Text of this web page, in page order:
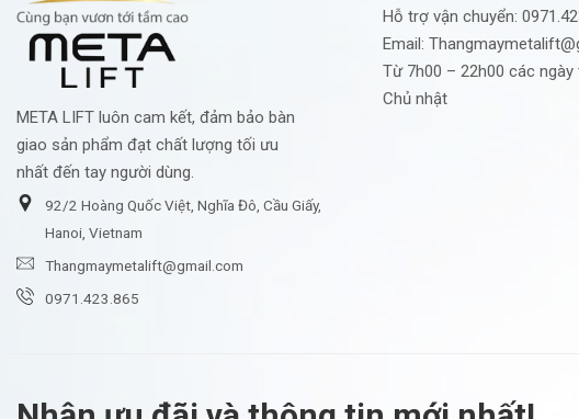
META LIFT luôn cam kết, đảm bảo bàn
giao sản phẩm đạt chất lượng tối ưu
nhất đến tay người dùng.
92/2 Hoàng Quốc Việt, Nghĩa Đô, Cầu Giấy,
Hanoi, Vietnam
Thangmaymetalift@gmail.com
0971.423.865
Hỗ trợ vận chuyển:
Email:
Từ 7h00 – 22h00 các
Chủ nhật